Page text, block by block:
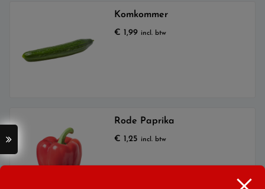
Komkommer
€ 1,99 incl. btw
Rode Paprika
€ 1,25 incl. btw